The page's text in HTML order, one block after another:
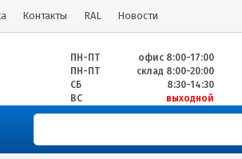
Контакты RAL Новости
ПН-ПТ
офис 8:00-17:00
ПН-ПТ
склад 8:00-20:00
СБ
8:30-14:30
ВС
выходной